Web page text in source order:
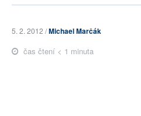
5. 2. 2012 /Michael Marčák
čas čtení < 1 minuta